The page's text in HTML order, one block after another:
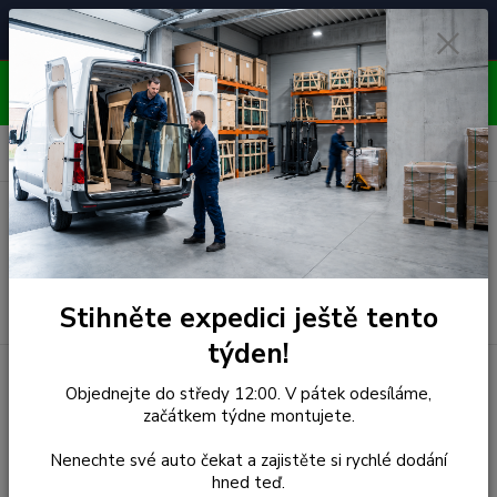
🚘
Čelní skla pro
unikátní vozy
📞
Poradenství
ZDARMA
⭐ 4.7/5 (50 recenzí)
OBJEDNÁVEJTE DO STŘEDY 12:00 - KAŽDÝ PÁTEK
EXPEDUJEME!!
Menu
Hledat
0 ks
za 0,00 Kč
(r.2005-)
Čelní Sklo - SUZUKI VITARA
Stihněte expedici ještě tento
týden!
Objednejte do středy 12:00. V pátek odesíláme,
začátkem týdne montujete.
Nenechte své auto čekat a zajistěte si rychlé dodání
hned teď.